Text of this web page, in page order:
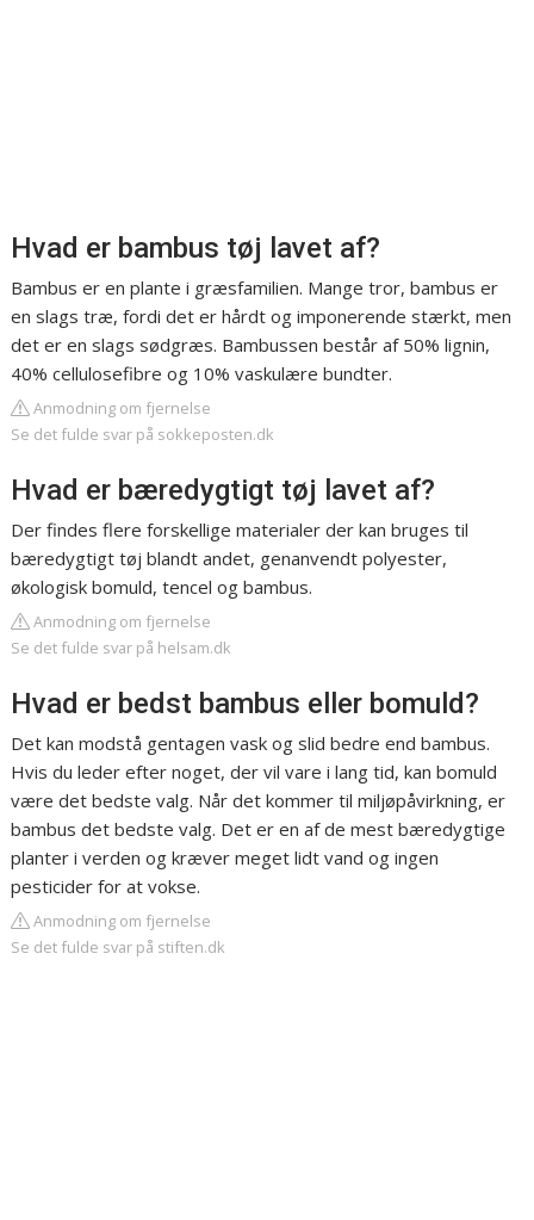
Hvad er bambus tøj lavet af?
Bambus er en plante i græsfamilien. Mange tror, bambus er
en slags træ, fordi det er hårdt og imponerende stærkt, men
det er en slags sødgræs. Bambussen består af 50% lignin,
40% cellulosefibre og 10% vaskulære bundter.
Anmodning om fjernelse
Se det fulde svar på sokkeposten.dk
Hvad er bæredygtigt tøj lavet af?
Der findes flere forskellige materialer der kan bruges til
bæredygtigt tøj blandt andet, genanvendt polyester,
økologisk bomuld, tencel og bambus.
Anmodning om fjernelse
Se det fulde svar på helsam.dk
Hvad er bedst bambus eller bomuld?
Det kan modstå gentagen vask og slid bedre end bambus.
Hvis du leder efter noget, der vil vare i lang tid, kan bomuld
være det bedste valg. Når det kommer til miljøpåvirkning, er
bambus det bedste valg. Det er en af de mest bæredygtige
planter i verden og kræver meget lidt vand og ingen
pesticider for at vokse.
Anmodning om fjernelse
Se det fulde svar på stiften.dk